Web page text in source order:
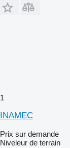
1
INAMEC
Prix sur demande
Niveleur de terrain